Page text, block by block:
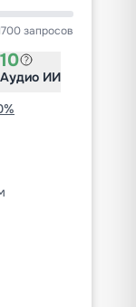
запросов
10
Аудио ИИ